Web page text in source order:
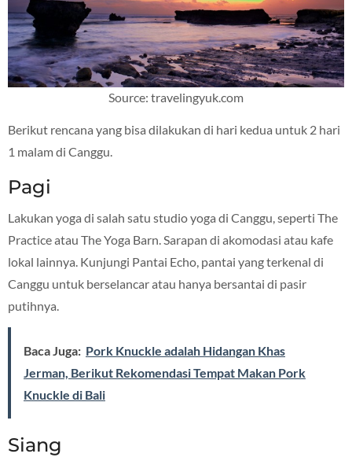
Source: travelingyuk.com
Berikut rencana yang bisa dilakukan di hari kedua untuk 2 hari
1 malam di Canggu.
Pagi
Lakukan yoga di salah satu studio yoga di Canggu, seperti The
Practice atau The Yoga Barn. Sarapan di akomodasi atau kafe
lokal lainnya. Kunjungi Pantai Echo, pantai yang terkenal di
Canggu untuk berselancar atau hanya bersantai di pasir
putihnya.
Baca Juga: Pork Knuckle adalah Hidangan Khas
Jerman, Berikut Rekomendasi Tempat Makan Pork
Knuckle di Bali
Siang